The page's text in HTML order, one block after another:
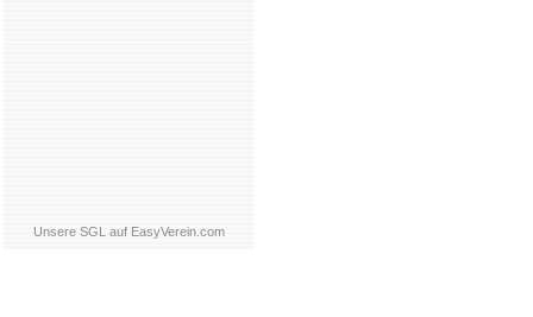
Unsere SGL auf EasyVerein.com